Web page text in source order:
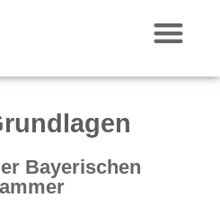
Bayerischen